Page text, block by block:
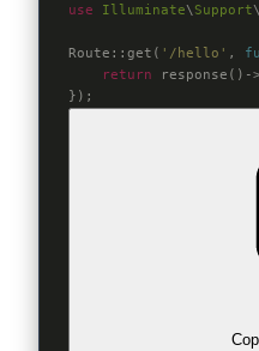
use
Illuminate\ Support\
Route::get( '/hello' ,
return response()-
});